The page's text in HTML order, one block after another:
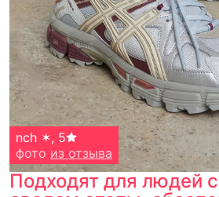
nch ✶, 5
фото из отзыва
Подходят для людей